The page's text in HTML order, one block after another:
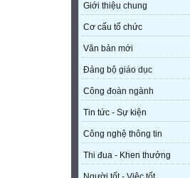
Giới thiệu chung
Cơ cấu tổ chức
Văn bản mới
Đảng bộ giáo dục
Công đoàn ngành
Tin tức - Sự kiện
Công nghệ thông tin
Thi đua - Khen thưởng